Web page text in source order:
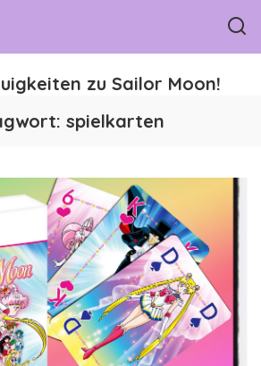
zu Sailor Moon!
spielkarten